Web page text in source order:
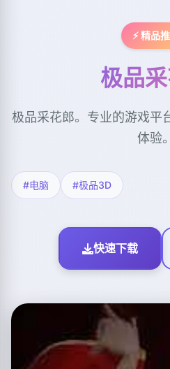
⚡ 精品
极品
极品采花郎。专业的游戏平
体验。
#电脑 #极品3D
快速下载